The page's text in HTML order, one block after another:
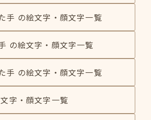
手 の絵文字・顔文字一覧
の絵文字・顔文字一覧
手 の絵文字・顔文字一覧
字・顔文字一覧